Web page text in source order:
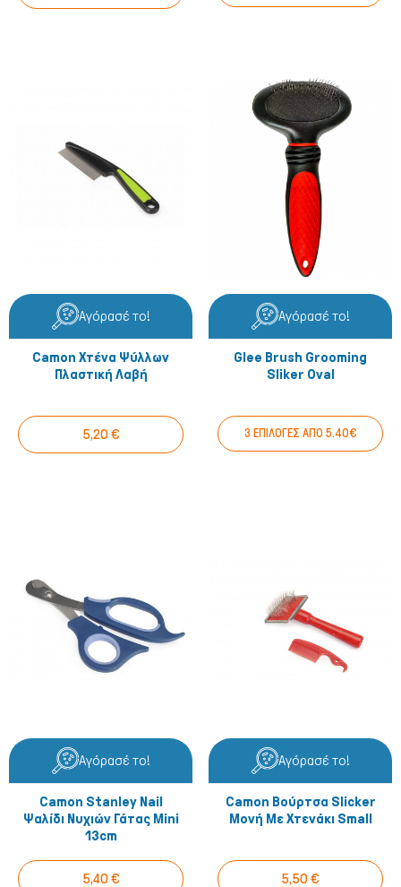
Αγόρασέ το!
Camon Χτένα Ψύλλων
Πλαστική Λαβή
5,20 €
Αγόρασέ το!
Glee Brush Grooming
Sliker Oval
3 ΕΠΙΛΟΓΕΣ ΑΠΟ 5.40€
Αγόρασέ το!
Camon Stanley Nail
Ψαλίδι Νυχιών Γάτας Mini
13cm
5,40 €
Αγόρασέ το!
Camon Βούρτσα Slicker
Μονή Με Χτενάκι Small
5,50 €